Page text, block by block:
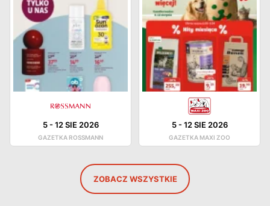
5-12 SIE 2026
GAZETKA ROSSMANN
5-12 SIE 2026
GAZETKA MAXI ZOO
ZOBACZ WSZYSTKIE